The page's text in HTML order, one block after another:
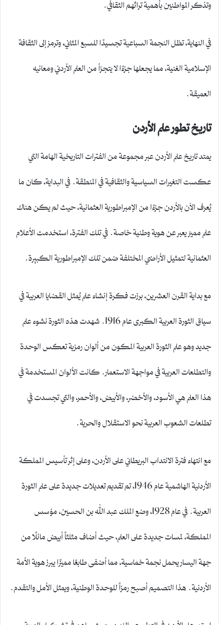
في النهاية، تظل النجمة السباعية تجسيدًا للسبع المثاني، وترمز إلى الثقافة
الإسلامية الغنية، مما يجعلها جزءًا لا يتجزأ من العلم الأردني ومعانيه
العميقة.
تاريخ تطور علم الأردن
يمتد تاريخ علم الأردن عبر مجموعة من الفترات التاريخية الهامة التي
عكست التغيرات السياسية والثقافية في المنطقة. في البداية، كان ما
يُعرف الآن بالأردن جزءًا من الإمبراطورية العثمانية، حيث لم يكن هناك
علم مميز يعبر عن هوية وطنية خاصة. في تلك الفترة، استخدمت الأعلام
العثمانية لتمثيل الأراضي المختلفة ضمن تلك الإمبراطورية الكبيرة.
مع بداية القرن العشرين، برزت فكرة إنشاء علم يُمثل القضايا العربية في
سياق الثورة العربية الكبرى عام 1916. شهدت هذه الثورة نشوء علم
جديد وهو علم الثورة العربية المكون من ألوان رمزية تعكس الوحدة
والتطلعات العربية في مواجهة الاستعمار. كانت الألوان المستخدمة في
هذا العلم هي الأسود، والأخضر، والأبيض، والأحمر، والتي تجسدت في
تطلعات الشعوب العربية نحو الاستقلال والحرية.
مع انتهاء فترة الانتداب البريطاني على الأردن، وعلى إثر تأسيس المملكة
الأردنية الهاشمية عام 1946، تم تقديم تعديلات جديدة على علم الثورة
العربية. في عام 1928، وضع الملك عبد الله بن الحسين، مؤسس
المملكة، لمسات جديدة على العلم، حيث أضاف مثلثاً أبيض مائلًا من
جهة اليسار يحمل نجمة خماسية، مما أضفى طابعًا مميزًا يبرز هوية الأمة
الأردنية. هذا التصميم أصبح رمزاً للوحدة الوطنية، ويمثل الأمل والتقدم.